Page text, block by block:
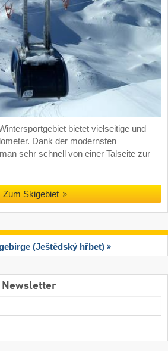
bietet vielseitige und
Dank der modernsten
sehr schnell von einer Talseite zur
Zum Skigebiet
(Ještědský hřbet)
Newsletter